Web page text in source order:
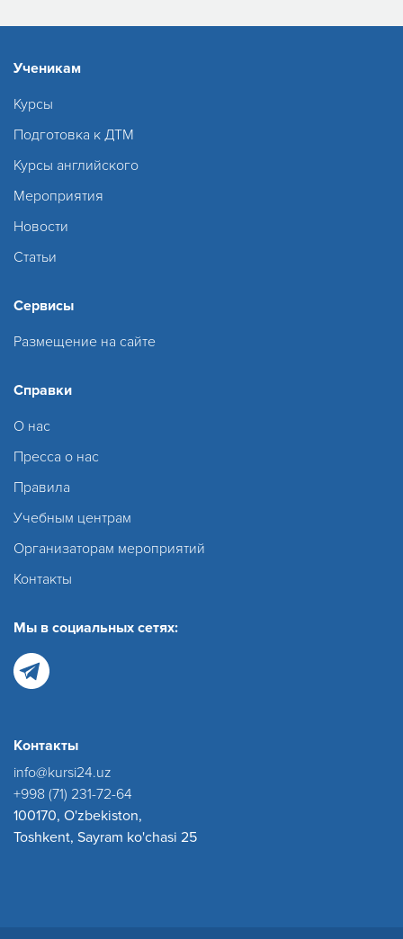
Ученикам
Курсы
Подготовка к ДТМ
Курсы английского
Мероприятия
Новости
Статьи
Сервисы
Размещение на сайте
Справки
О нас
Пресса о нас
Правила
Учебным центрам
Организаторам мероприятий
Контакты
Мы в социальных сетях:
Контакты
info@kursi24.uz
+998 (71) 231-72-64
100170, O'zbekiston,
Toshkent, Sayram ko'chasi 25